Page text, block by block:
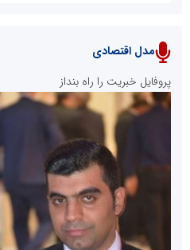
پایگاه خبری نهضت ملی مسکن
سازمان بورس و اوراق بهادار
مرجع اخبار موثق در بازارسرمایه
مدل اقتصادی
پروفایل خبریت را راه بنداز